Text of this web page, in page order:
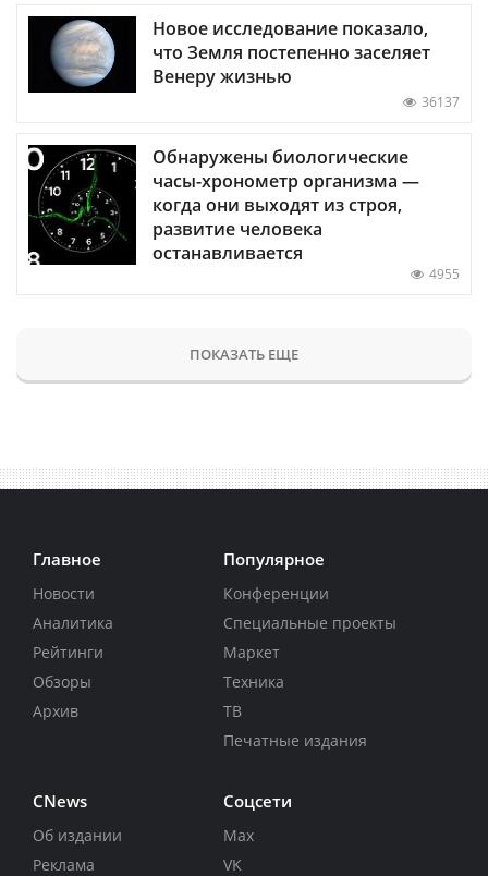
Новое исследование показало,
что Земля постепенно заселяет
Венеру жизнью
36137
Обнаружены биологические
часы-хронометр организма —
когда они выходят из строя,
развитие человека
останавливается
4955
ПОКАЗАТЬ ЕЩЕ
Главное
Новости
Аналитика
Рейтинги
Обзоры
Архив
Популярное
Конференции
Специальные проекты
Маркет
Техника
ТВ
Печатные издания
CNews
Об издании
Реклама
Соцсети
Max
VK